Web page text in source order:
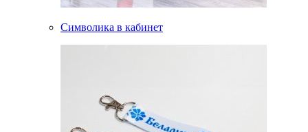
Символика в кабинет